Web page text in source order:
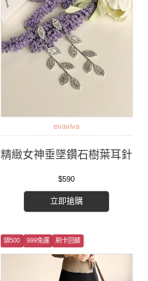
evaviva
精緻女神垂墜鑽石樹葉耳針
$590
立即搶購
領500 999免運 刷卡回饋